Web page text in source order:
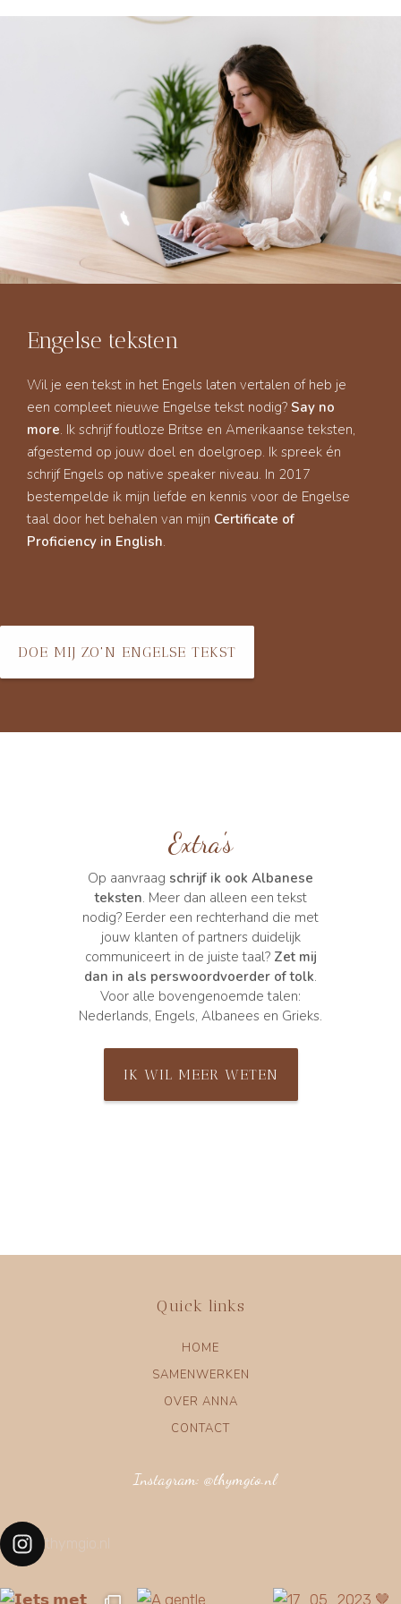
Engelse teksten
Wil je een tekst in het Engels laten vertalen of heb je
een compleet nieuwe Engelse tekst nodig? Say no
more. Ik schrijf foutloze Britse en Amerikaanse teksten,
afgestemd op jouw doel en doelgroep. Ik spreek én
schrijf Engels op native speaker niveau. In 2017
bestempelde ik mijn liefde en kennis voor de Engelse
taal door het behalen van mijn Certificate of
Proficiency in English.
DOE MIJ ZO'N ENGELSE TEKST
Extra's
Op aanvraag schrijf ik ook Albanese
teksten. Meer dan alleen een tekst
nodig? Eerder een rechterhand die met
jouw klanten of partners duidelijk
communiceert in de juiste taal? Zet mij
dan in als perswoordvoerder of tolk.
Voor alle bovengenoemde talen:
Nederlands, Engels, Albanees en Grieks.
IK WIL MEER WETEN
Quick links
HOME
SAMENWERKEN
OVER ANNA
CONTACT
Instagram: @thymgio.nl
thymgio.nl